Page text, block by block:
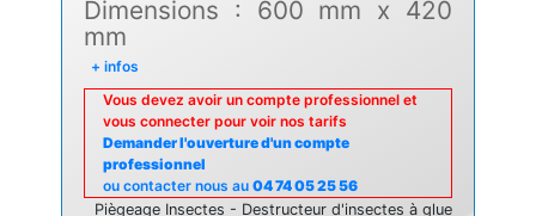
Dimensions : 600 mm x 420
mm
+ infos
Vous devez avoir un compte professionnel et
vous connecter pour voir nos tarifs
Demander l'ouverture d'un compte
professionnel
ou contacter nous au 04 74 05 25 56
Piègeage Insectes - Destructeur d'insectes à glue